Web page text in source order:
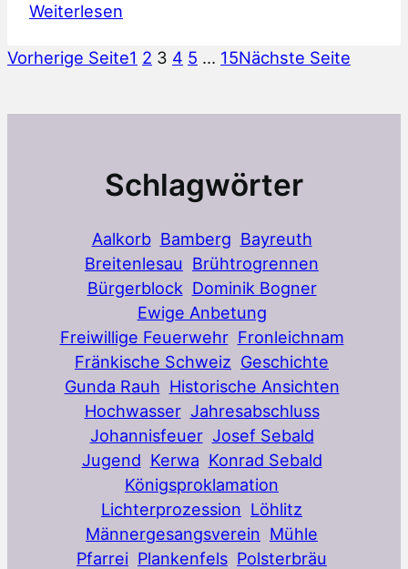
Weiterlesen
2023:
Vorherige Seite1 2 3 4 5 … 15Nächste Seite
Schlagwörter
Aalkorb Bamberg Bayreuth
Breitenlesau Brühtrogrennen
Bürgerblock Dominik Bogner
Ewige Anbetung
Freiwillige Feuerwehr Fronleichnam
Fränkische Schweiz Geschichte
Gunda Rauh Historische Ansichten
Hochwasser Jahresabschluss
Johannisfeuer Josef Sebald
Jugend Kerwa Konrad Sebald
Königsproklamation
Lichterprozession Löhlitz
Männergesangsverein Mühle
Pfarrei Plankenfels Polsterbräu